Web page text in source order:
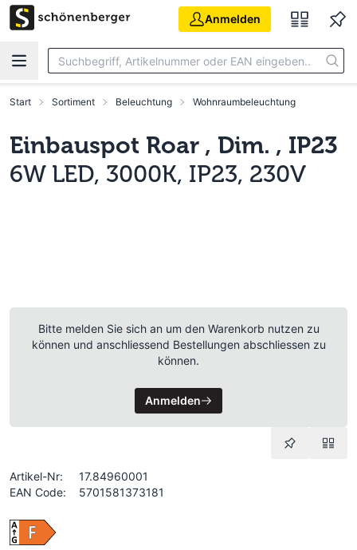
Zum Hauptinhalt springen
Anmelden
Start Sortiment Beleuchtung Wohnraumbeleuchtung
Einbauspot Roar , Dim. , IP23
6W LED, 3000K, IP23, 230V
Bitte melden Sie sich an um den Warenkorb nutzen zu
können und anschliessend Bestellungen abschliessen zu
können.
Anmelden
Artikel-Nr:
17.84960001
EAN Code:
5701581373181